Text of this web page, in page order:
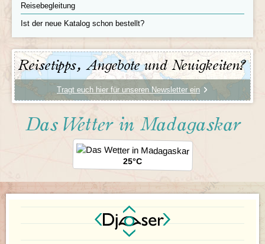
Auf ein Wiedersehen in Madagaskar!
Tag 20 Périnet Analamazaotra Naturreservat –
Antananarivo
Tag 21 Flug Antananarivo–Frankfurt
Reisebegleitung
Ist der neue Katalog schon bestellt?
Reisetipps, Angebote und Neuigkeiten?
Tragt euch hier für unseren Newsletter ein
Das Wetter in Madagaskar
25°C